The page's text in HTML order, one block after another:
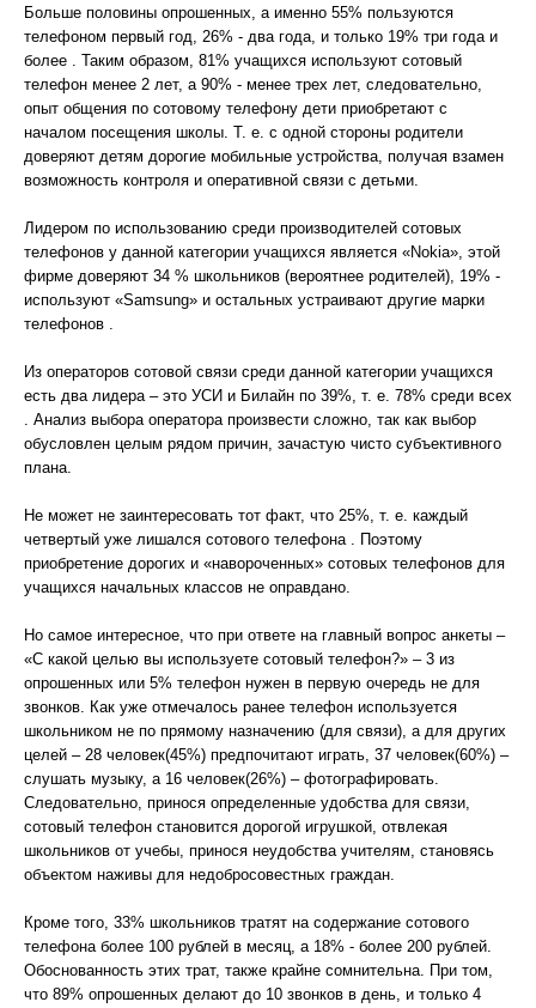
Больше половины опрошенных, а именно 55% пользуются
телефоном первый год, 26% - два года, и только 19% три года и
более . Таким образом, 81% учащихся используют сотовый
телефон менее 2 лет, а 90% - менее трех лет, следовательно,
опыт общения по сотовому телефону дети приобретают с
началом посещения школы. Т. е. с одной стороны родители
доверяют детям дорогие мобильные устройства, получая взамен
возможность контроля и оперативной связи с детьми.
Лидером по использованию среди производителей сотовых
телефонов у данной категории учащихся является «Nokia», этой
фирме доверяют 34 % школьников (вероятнее родителей), 19% -
используют «Samsung» и остальных устраивают другие марки
телефонов .
Из операторов сотовой связи среди данной категории учащихся
есть два лидера – это УСИ и Билайн по 39%, т. е. 78% среди всех
. Анализ выбора оператора произвести сложно, так как выбор
обусловлен целым рядом причин, зачастую чисто субъективного
плана.
Не может не заинтересовать тот факт, что 25%, т. е. каждый
четвертый уже лишался сотового телефона . Поэтому
приобретение дорогих и «навороченных» сотовых телефонов для
учащихся начальных классов не оправдано.
Но самое интересное, что при ответе на главный вопрос анкеты –
«С какой целью вы используете сотовый телефон?» – 3 из
опрошенных или 5% телефон нужен в первую очередь не для
звонков. Как уже отмечалось ранее телефон используется
школьником не по прямому назначению (для связи), а для других
целей – 28 человек(45%) предпочитают играть, 37 человек(60%) –
слушать музыку, а 16 человек(26%) – фотографировать.
Следовательно, принося определенные удобства для связи,
сотовый телефон становится дорогой игрушкой, отвлекая
школьников от учебы, принося неудобства учителям, становясь
объектом наживы для недобросовестных граждан.
Кроме того, 33% школьников тратят на содержание сотового
телефона более 100 рублей в месяц, а 18% - более 200 рублей.
Обоснованность этих трат, также крайне сомнительна. При том,
что 89% опрошенных делают до 10 звонков в день, и только 4